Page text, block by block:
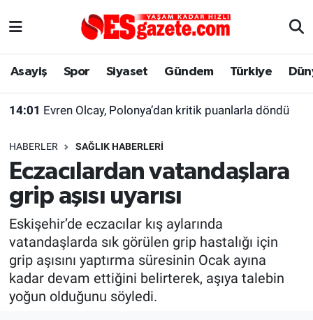
Asayiş Spor Siyaset Gündem Türkiye
14:01 Evren Olcay, Polonya’dan kritik puanlarla döndü
HABERLER SAĞLIK HABERLERI
Eczacılardan vatandaşlara
grip aşısı uyarısı
Eskişehir’de eczacılar kış aylarında
vatandaşlarda sık görülen grip hastalığı için
grip aşısını yaptırma süresinin Ocak ayına
kadar devam ettiğini belirterek, aşıya talebin
yoğun olduğunu söyledi.
Asayiş
Gündem
Türkiye
Dünya
Sağlık
Alış-Veriş/İş dünyası
Yaşam
Eskişehirspor Arşivi
Eskişehir Arşivi
Röportaj
Ekonomi
Kültür Sanat
Eskişehir Nöbetçi Eczaneler
Süper Lig Puan Durumu ve Fikstür
Tüm Manşetler
Son Dakika Haberleri
Haber Arşivi